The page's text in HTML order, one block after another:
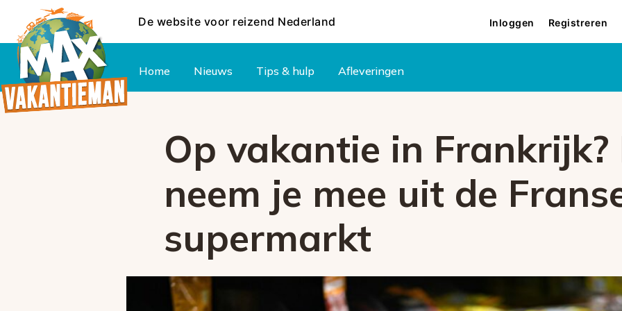
De website voor reizend Nederland Inloggen Registreren
Home Nieuws Tips & hulp Afleveringen
Op vakantie in Frankrijk?
neem je mee uit de
supermarkt